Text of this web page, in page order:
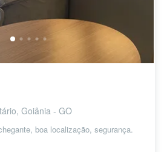
Goiânia - GO
boa localização, segurança.